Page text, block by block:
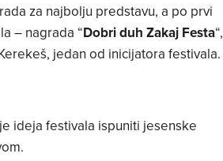
za najbolju predstavu, a po prvi
– nagrada “Dobri duh Zakaj Festa“,
jedan od inicijatora festivala.
ideja festivala ispuniti jesenske